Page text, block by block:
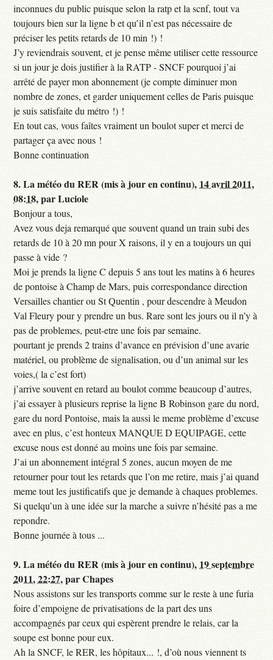
inconnues du public puisque selon la ratp et la scnf, tout va
toujours bien sur la ligne b et qu’il n’est pas nécessaire de
préciser les petits retards de 10 min !) !
J’y reviendrais souvent, et je pense même utiliser cette ressource
si un jour je dois justifier à la RATP - SNCF pourquoi j’ai
arrêté de payer mon abonnement (je compte diminuer mon
nombre de zones, et garder uniquement celles de Paris puisque
je suis satisfaite du métro !) !
En tout cas, vous faîtes vraiment un boulot super et merci de
partager ça avec nous !
Bonne continuation
8.La météo du RER (mis à jour en continu), 14 avril 2011,
08:18,parLuciole
Bonjour a tous,
Avez vous deja remarqué que souvent quand un train subi des
retards de 10 à 20 mn pour X raisons, il y en a toujours un qui
passe à vide ?
Moi je prends la ligne C depuis 5 ans tout les matins à 6 heures
de pontoise à Champ de Mars, puis correspondance direction
Versailles chantier ou St Quentin , pour descendre à Meudon
Val Fleury pour y prendre un bus. Rare sont les jours ou il n’y à
pas de problemes, peut-etre une fois par semaine.
pourtant je prends 2 trains d’avance en prévision d’une avarie
matériel, ou problème de signalisation, ou d’un animal sur les
voies,( la c’est fort)
j’arrive souvent en retard au boulot comme beaucoup d’autres,
j’ai essayer à plusieurs reprise la ligne B Robinson gare du nord,
gare du nord Pontoise, mais la aussi le meme problème d’excuse
avec en plus, c’est honteux MANQUE D EQUIPAGE, cette
excuse nous est donné au moins une fois par semaine.
J’ai un abonnement intégral 5 zones, aucun moyen de me
retourner pour tout les retards que l’on me retire, mais j’ai quand
meme tout les justificatifs que je demande à chaques problemes.
Si quelqu’un à une idée sur la marche a suivre n’hésité pas a me
repondre.
Bonne journée à tous ...
9.La météo du RER (mis à jour en continu), 19 septembre
2011, 22:27,parChapes
Nous assistons sur les transports comme sur le reste à une furia
foire d’empoigne de privatisations de la part des uns
accompagnés par ceux qui espèrent prendre le relais, car la
soupe est bonne pour eux.
Ah la SNCF, le RER, les hôpitaux... !, d’où nous viennent ts